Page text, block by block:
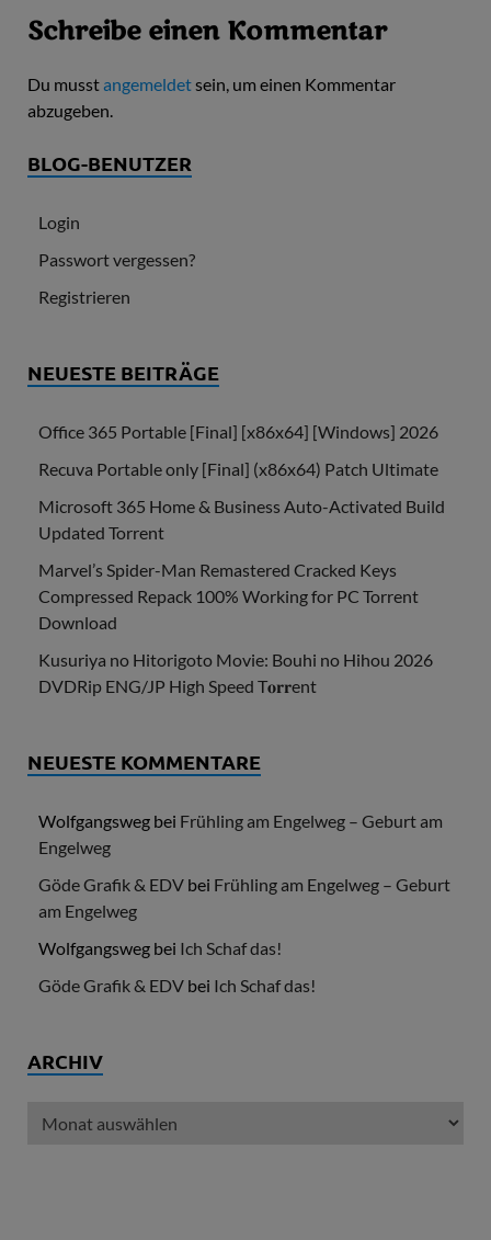
Schreibe einen Kommentar
Du musstangemeldetsein, um einen Kommentar
abzugeben.
BLOG-BENUTZER
Login
Passwort vergessen?
Registrieren
NEUESTE BEITRÄGE
Office 365 Portable [Final] [x86x64] [Windows] 2026
Recuva Portable only [Final] (x86x64) Patch Ultimate
Microsoft 365 Home & Business Auto-Activated Build
Updated Torrent
Marvel’s Spider-Man Remastered Cracked Keys
Compressed Repack 100% Working for PC Torrent
Download
Kusuriya no Hitorigoto Movie: Bouhi no Hihou 2026
DVDRip ENG/JP High Speed T𝐨𝐫𝐫ent
NEUESTE KOMMENTARE
Wolfgangsweg bei Frühling am Engelweg – Geburt am
Engelweg
Göde Grafik & EDV bei Frühling am Engelweg – Geburt
am Engelweg
Wolfgangsweg bei Ich Schaf das!
Göde Grafik & EDV bei Ich Schaf das!
ARCHIV